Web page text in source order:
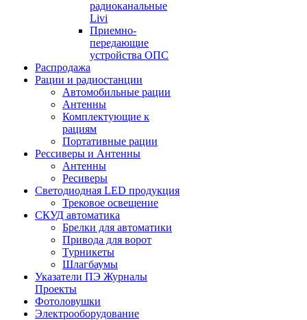
радиоканальные
Livi
Приемно-
передающие
устройства ОПС
Распродажа
Рации и радиостанции
Автомобильные рации
Антенны
Комплектующие к
рациям
Портативные рации
Рессиверы и Антенны
Антенны
Ресиверы
Светодиодная LED продукция
Трековое освещение
СКУД автоматика
Брелки для автоматики
Привода для ворот
Турникеты
Шлагбаумы
Указатели ПЭ Журналы
Проекты
Фотоловушки
Электрооборудование